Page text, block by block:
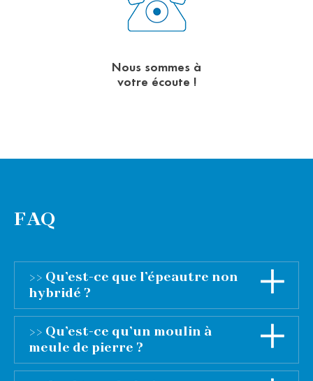
Nous sommes à
votre écoute !
FAQ
>> Qu’est-ce que l’épeautre non
hybridé ?
L’expérience allemande (environ 70 ans de
recul avec l’usage de l’épeautre non hybridé),
nous indique que pour bénéficier de toutes les
>> Qu’est-ce qu’un moulin à
meule de pierre ?